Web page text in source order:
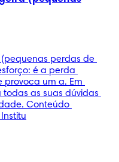
perdas de
é a perda
provoca um a. Em
as suas dúvidas
Conteúdo